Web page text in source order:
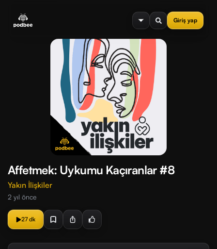
Giriş yap
menu
Affetmek: Uykumu Kaçıranlar #8
Yakın İlişkiler
2 yıl önce
27 dk